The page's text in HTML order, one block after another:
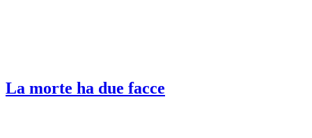
La morte ha due facce